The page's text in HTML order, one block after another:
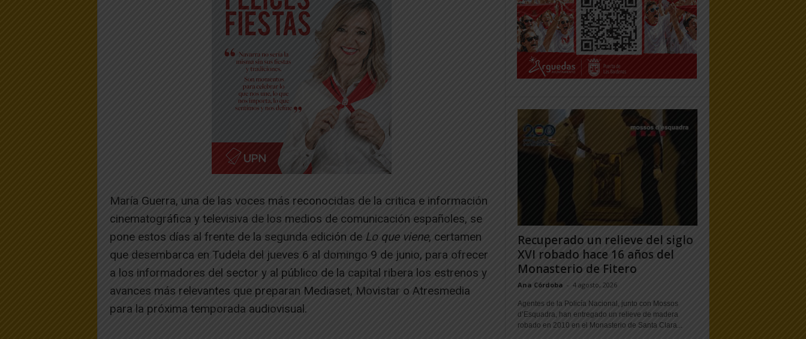
María Guerra, una de las voces más reconocidas de la critica e información
cinematográfica y televisiva de los medios de comunicación españoles, se
pone estos días al frente de la segunda edición de Lo que viene, certamen
que desembarca en Tudela del jueves 6 al domingo 9 de junio, para ofrecer
a los informadores del sector y al público de la capital ribera los estrenos y
avances más relevantes que preparan Mediaset, Movistar o Atresmedia
para la próxima temporada audiovisual.
Recuperado un relieve del siglo
XVI robado hace 16 años del
Monasterio de Fitero
Ana Córdoba - 4 agosto, 2026
Agentes de la Policía Nacional, junto con Mossos
d’Esquadra, han entregado un relieve de madera
robado en 2010 en el Monasterio de Santa Clara...